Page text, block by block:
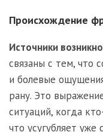
Происхождение
Источники
связаны с тем, что
и болевые
рану. Это
ситуаций, когда
что усугубляет